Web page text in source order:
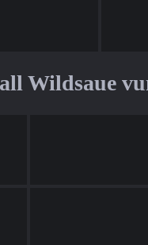
Wildsaue